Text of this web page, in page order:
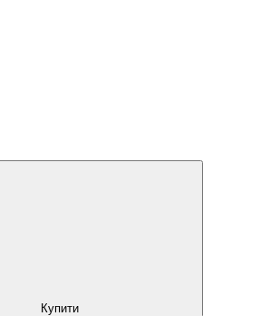
Купити